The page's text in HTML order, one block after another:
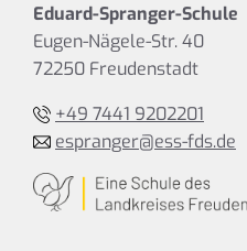
Eduard-Spranger-Schule
Eugen-Nägele-Str. 40
72250 Freudenstadt
+49 7441 9202201
espranger@ess-fds.de